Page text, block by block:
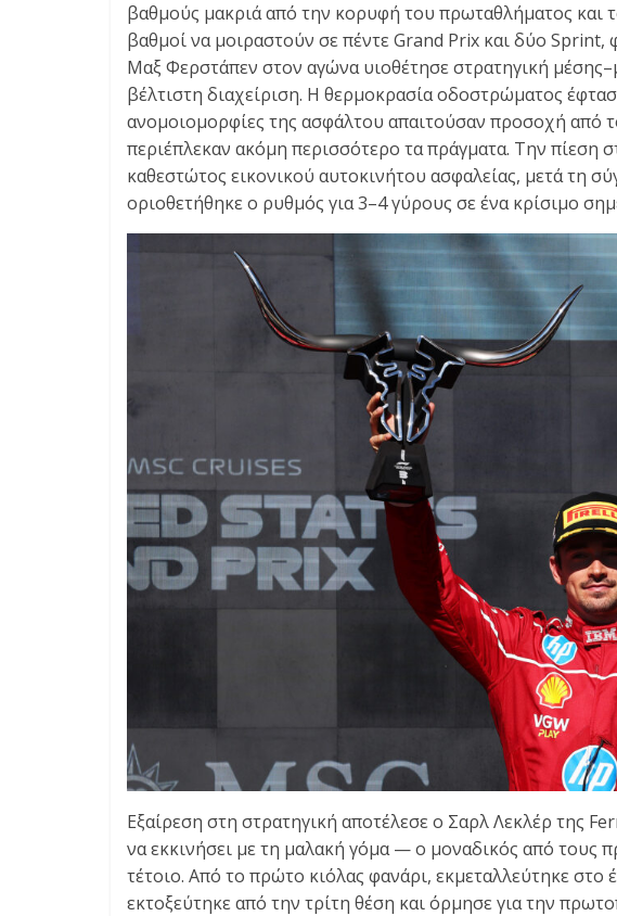
βαθμούς μακριά από την κορυφή του πρωταθλήματος και
βαθμοί να μοιραστούν σε πέντε Grand Prix και δύο Sprint,
Μαξ Φερστάπεν στον αγώνα υιοθέτησε στρατηγική
βέλτιστη διαχείριση. Η θερμοκρασία οδοστρώματος
ανομοιομορφίες της ασφάλτου απαιτούσαν προσοχή από
περιέπλεκαν ακόμη περισσότερο τα πράγματα. Την πίεση
καθεστώτος εικονικού αυτοκινήτου ασφαλείας, μετά τη
οριοθετήθηκε ο ρυθμός για 3–4 γύρους σε ένα κρίσιμο
Εξαίρεση στη στρατηγική αποτέλεσε ο Σαρλ Λεκλέρ της
να εκκινήσει με τη μαλακή γόμα — ο μοναδικός από τους
τέτοιο. Από το πρώτο κιόλας φανάρι, εκμεταλλεύτηκε
εκτοξεύτηκε από την τρίτη θέση και όρμησε για την